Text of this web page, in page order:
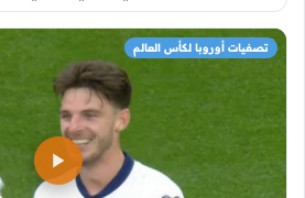
تصفيات أوروبا لكأس العالم